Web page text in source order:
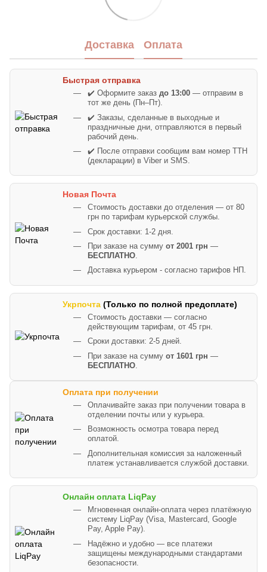
Доставка Оплата
Быстрая отправка
✔️ Оформите заказ до 13:00 — отправим в
тот же день (Пн–Пт).
✔️ Заказы, сделанные в выходные и
праздничные дни, отправляются в первый
рабочий день.
✔️ После отправки сообщим вам номер ТТН
(декларации) в Viber и SMS.
Новая Почта
Стоимость доставки до отделения — от 80
грн по тарифам курьерской службы.
Срок доставки: 1-2 дня.
При заказе на сумму от 2001 грн —
БЕСПЛАТНО.
Доставка курьером - согласно тарифов НП.
Укрпочта (Только по полной предоплате)
Стоимость доставки — согласно
действующим тарифам, от 45 грн.
Сроки доставки: 2-5 дней.
При заказе на сумму от 1601 грн —
БЕСПЛАТНО
Оплата при получении
Оплачивайте заказ при получении товара в
отделении почты или у курьера.
Возможность осмотра товара перед
оплатой.
Дополнительная комиссия за наложенный
платеж устанавливается службой доставки.
Онлайн оплата LiqPay
Мгновенная онлайн-оплата через платёжную
систему LiqPay (Visa, Mastercard, Google
Pay, Apple Pay).
Надёжно и удобно — все платежи
защищены международными стандартами
безопасности.